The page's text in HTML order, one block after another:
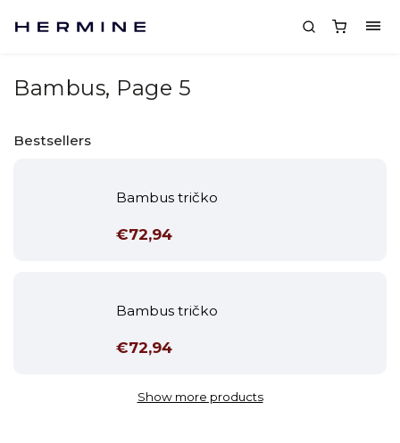
Bambus, Page 5
Bestsellers
Bambus tričko
€72,94
Bambus tričko
€72,94
Show more products